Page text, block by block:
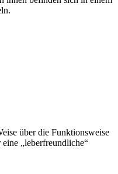
über die Funktionsweise
„leberfreundliche“